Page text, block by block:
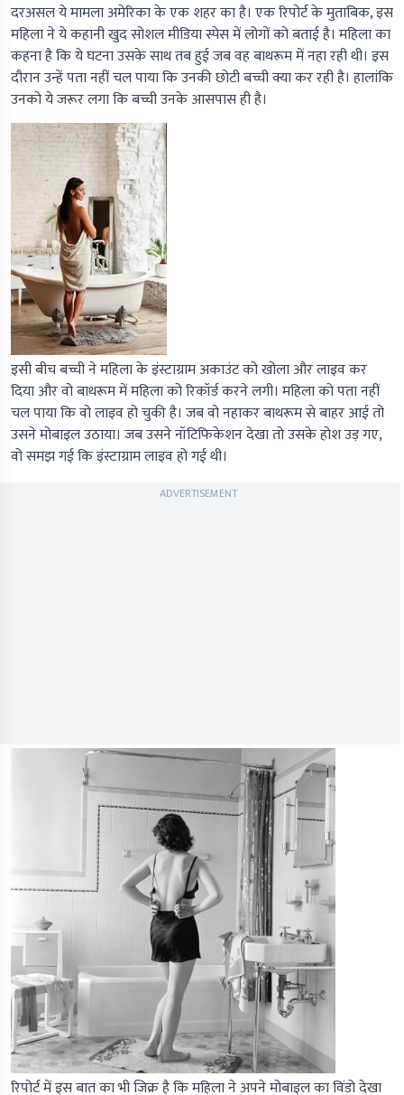
दरअसल ये मामला अमेरिका के एक शहर का है। एक रिपोर्ट के मुताबिक, इस
महिला ने ये कहानी खुद सोशल मीडिया स्पेस में लोगों को बताई है। महिला का
कहना है कि ये घटना उसके साथ तब हुई जब वह बाथरूम में नहा रही थी। इस
दौरान उन्हें पता नहीं चल पाया कि उनकी छोटी बच्ची क्या कर रही है। हालांकि
उनको ये जरूर लगा कि बच्ची उनके आसपास ही है।
इसी बीच बच्ची ने महिला के इंस्टाग्राम अकाउंट को खोला और लाइव कर
दिया और वो बाथरूम में महिला को रिकॉर्ड करने लगी। महिला को पता नहीं
चल पाया कि वो लाइव हो चुकी है। जब वो नहाकर बाथरूम से बाहर आई तो
उसने मोबाइल उठाया। जब उसने नॉटिफिकेशन देखा तो उसके होश उड़ गए,
वो समझ गई कि इंस्टाग्राम लाइव हो गई थी।
ADVERTISEMENT
रिपोर्ट में इस बात का भी जिक्र है कि महिला ने अपने मोबाइल का विंडो देखा